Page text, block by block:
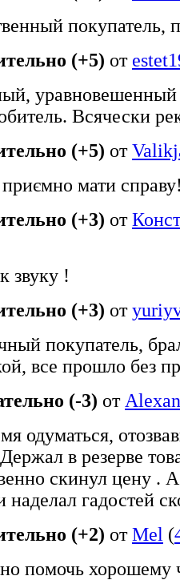
покупатель,
(+5) от
уравновешенный
Всячески
(+5) от
мати
(+3) от
звуку !
(+3) от
покупатель,
все прошло без
(-3) от
одуматься,
в резерве
скинул цену .
наделал гадостей
(+2) отMel (
помочь хорошему